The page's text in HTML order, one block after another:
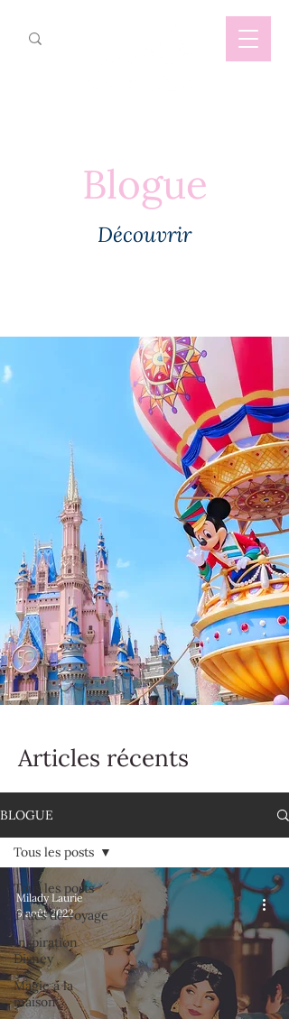
Blogue
Découvrir
Articles récents
BLOGUE
Tous les posts
Trucs de voyage
Inspiration
Disney
Magie à la
maison
Tous les posts
Milady Laurie
9 août 2022